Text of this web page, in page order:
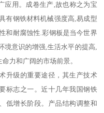
应用。成卷生产,故也称之为宝
有钢铁材料机械强度高,易成型
和耐腐蚀性.彩钢板是当今世界
境意识的增强,生活水平的提高,
力和广阔的市场前景。
升级的重要途径，其生产技术
标志之一。近十几年我国钢铁
低增长阶段。产品结构调整和